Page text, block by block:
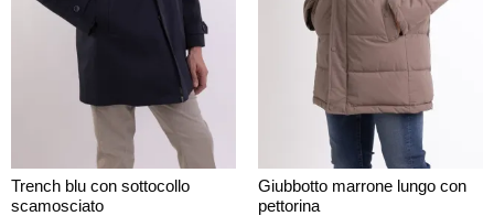
Trench blu con sottocollo
scamosciato
Giubbotto marrone lungo con
pettorina